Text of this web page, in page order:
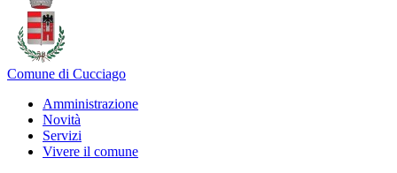
Comune di Cucciago
Amministrazione
Novità
Servizi
Vivere il comune